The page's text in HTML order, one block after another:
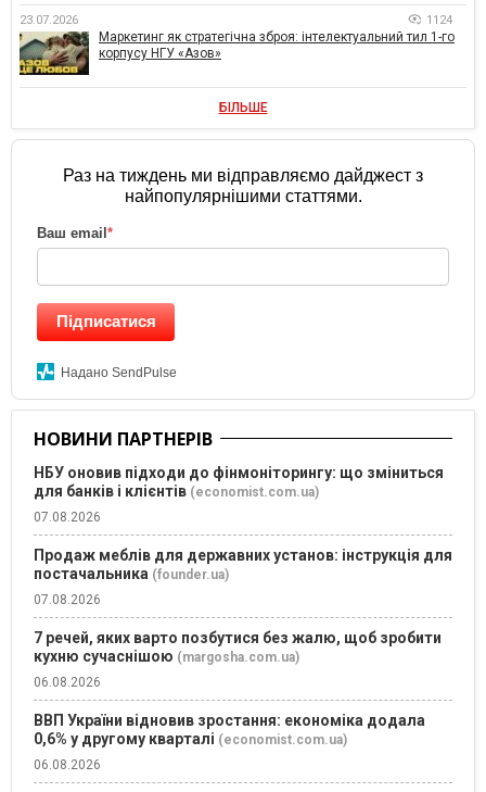
23.07.2026 1124
Маркетинг як стратегічна зброя: інтелектуальний тил 1-го
корпусу НГУ «Азов»
БІЛЬШЕ
Раз на тиждень ми відправляємо дайджест з
найпопулярнішими статтями.
Ваш email*
Підписатися
Надано SendPulse
НОВИНИ ПАРТНЕРІВ
НБУ оновив підходи до фінмоніторингу: що зміниться
для банків і клієнтів (economist.com.ua)
07.08.2026
Продаж меблів для державних установ: інструкція для
постачальника (founder.ua)
07.08.2026
7 речей, яких варто позбутися без жалю, щоб зробити
кухню сучаснішою (margosha.com.ua)
06.08.2026
ВВП України відновив зростання: економіка додала
0,6% у другому кварталі (economist.com.ua)
06.08.2026